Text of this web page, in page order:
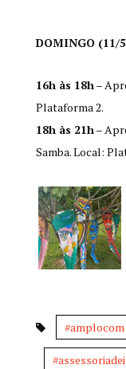
DOMINGO (11/
16h às 18h–
Plataforma 2.
18h às 21h–
Samba. Local:
#amplocom